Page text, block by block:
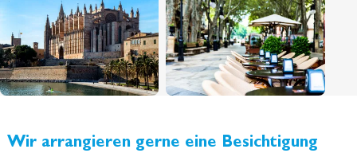
Wir arrangieren gerne eine Besichtigung